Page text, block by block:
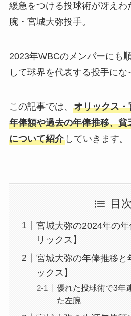
緩急をつける投球術が冴えわ
腕・宮城大弥投手。
2023年WBCのメンバーにも
して球界を代表する投手にな
この記事では、 オリックス
年俸額や過去の年俸推移、貧
について紹介していきます。
目次
宮城大弥の2024年の
リックス】
宮城大弥の年俸推移と
ックス】
優れた投球術で3年
た左腕